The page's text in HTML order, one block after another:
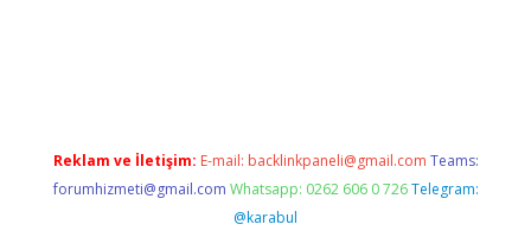
Reklam ve İletişim: E-mail: backlinkpaneli@gmail.com Teams:
forumhizmeti@gmail.com Whatsapp: 0262 606 0 726 Telegram:
@karabul